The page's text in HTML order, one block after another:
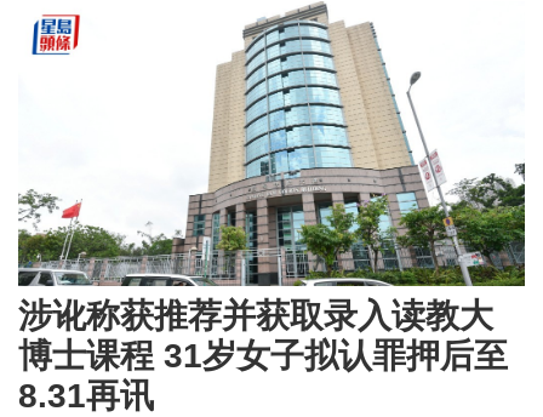
涉讹称获推荐并获取录入读教大
博士课程 31岁女子拟认罪押后至
8.31再讯